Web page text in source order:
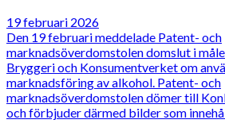
19 februari 2026
Den 19 februari meddelade Patent- och
marknadsöverdomstolen domslut i
Bryggeri och Konsumentverket om
marknadsföring av alkohol. Patent- och
marknadsöverdomstolen dömer till
och förbjuder därmed bilder som